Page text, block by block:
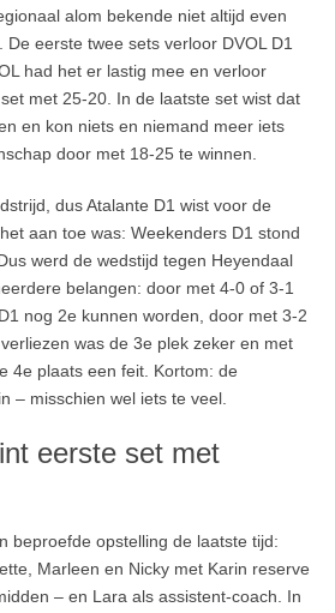
alom bekende niet altijd even
eerste twee sets verloor DVOL D1
had het er lastig mee en verloor
met 25-20. In de laatste set wist dat
en kon niets en niemand meer iets
door met 18-25 te winnen.
dus Atalante D1 wist voor de
aan toe was: Weekenders D1 stond
werd de wedstijd tegen Heyendaal
belangen: door met 4-0 of 3-1
nog 2e kunnen worden, door met 3-2
was de 3e plek zeker en met
4e plaats een feit. Kortom: de
– misschien wel iets te veel.
eerste set met
beproefde opstelling de laatste tijd:
Marleen en Nicky met Karin reserve
– en Lara als assistent-coach. In